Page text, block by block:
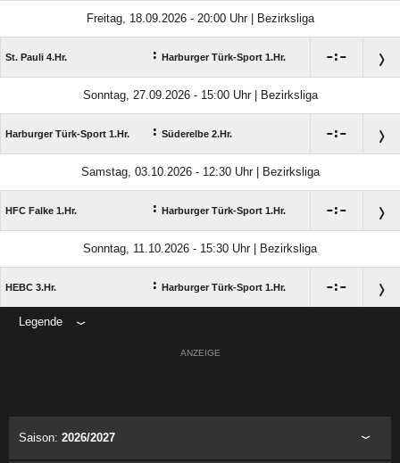
Freitag, 18.09.2026 - 20:00 Uhr | Bezirksliga
St. Pauli 4.Hr. : Harburger Türk-Sport 1.Hr. :
Sonntag, 27.09.2026 - 15:00 Uhr | Bezirksliga
Harburger Türk-Sport 1.Hr. : Süderelbe 2.Hr. :
Samstag, 03.10.2026 - 12:30 Uhr | Bezirksliga
HFC Falke 1.Hr. : Harburger Türk-Sport 1.Hr. :
Sonntag, 11.10.2026 - 15:30 Uhr | Bezirksliga
HEBC 3.Hr. : Harburger Türk-Sport 1.Hr. :
Legende
ANZEIGE
Saison: 2026/2027